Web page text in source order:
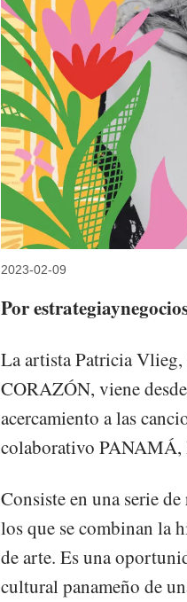
2023-02-09
Por
La artista Patricia
CORAZÓN, viene
acercamiento a las
colaborativo
Consiste en una serie
los que se combinan la
de arte. Es una
cultural panameño de